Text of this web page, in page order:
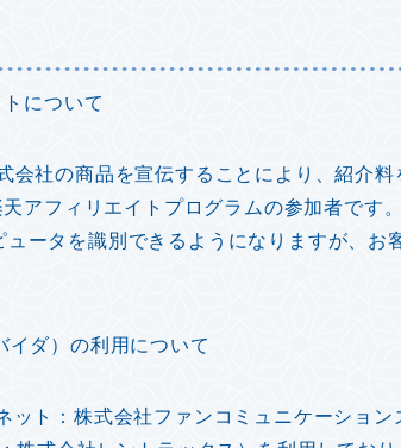
について
社の商品を宣伝することにより、紹介料
アフィリエイトプログラムの参加者です
ータを識別できるようになりますが、お
イダ）の利用について
ト：株式会社ファンコミュニケーション